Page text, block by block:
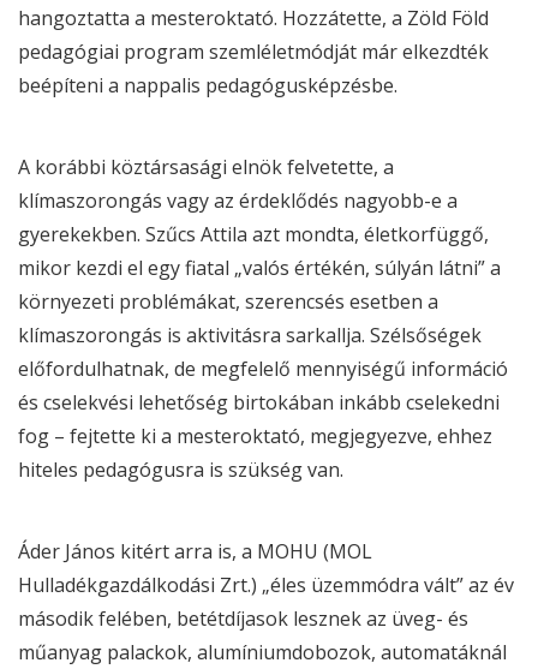
hangoztatta a mesteroktató. Hozzátette, a Zöld Föld
pedagógiai program szemléletmódját már elkezdték
beépíteni a nappalis pedagógusképzésbe.
A korábbi köztársasági elnök felvetette, a
klímaszorongás vagy az érdeklődés nagyobb-e a
gyerekekben. Szűcs Attila azt mondta, életkorfüggő,
mikor kezdi el egy fiatal „valós értékén, súlyán látni” a
környezeti problémákat, szerencsés esetben a
klímaszorongás is aktivitásra sarkallja. Szélsőségek
előfordulhatnak, de megfelelő mennyiségű információ
és cselekvési lehetőség birtokában inkább cselekedni
fog – fejtette ki a mesteroktató, megjegyezve, ehhez
hiteles pedagógusra is szükség van.
Áder János kitért arra is, a MOHU (MOL
Hulladékgazdálkodási Zrt.) „éles üzemmódra vált” az év
második felében, betétdíjasok lesznek az üveg- és
műanyag palackok, alumíniumdobozok, automatáknál